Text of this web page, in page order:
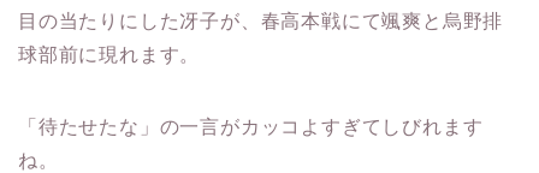
目の当たりにした冴子が、春高本戦にて颯爽と烏野排
球部前に現れます。
「待たせたな」の一言がカッコよすぎてしびれます
ね。